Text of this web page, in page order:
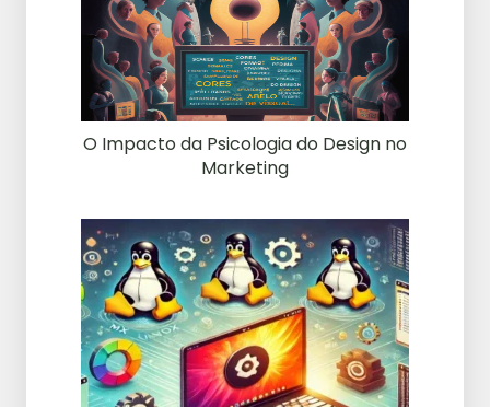
O Impacto da Psicologia do Design no
Marketing